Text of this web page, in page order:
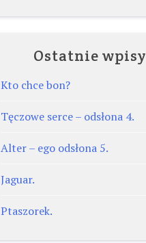
Ostatnie wpisy
Kto chce bon?
Tęczowe serce – odsłona 4.
Alter – ego odsłona 5.
Jaguar.
Ptaszorek.